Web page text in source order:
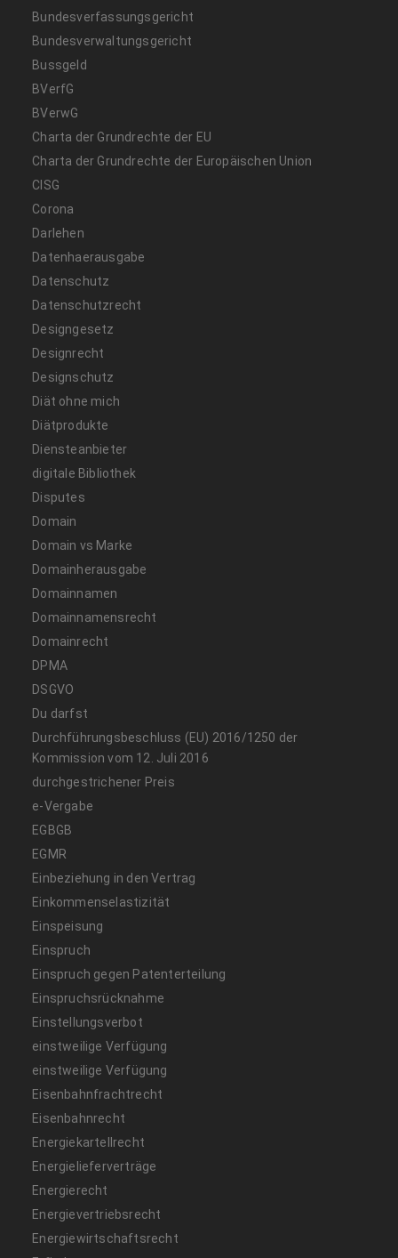
Bundesverfassungsgericht
Bundesverwaltungsgericht
Bussgeld
BVerfG
BVerwG
Charta der Grundrechte der EU
Charta der Grundrechte der Europäischen Union
CISG
Corona
Darlehen
Datenhaerausgabe
Datenschutz
Datenschutzrecht
Designgesetz
Designrecht
Designschutz
Diät ohne mich
Diätprodukte
Diensteanbieter
digitale Bibliothek
Disputes
Domain
Domain vs Marke
Domainherausgabe
Domainnamen
Domainnamensrecht
Domainrecht
DPMA
DSGVO
Du darfst
Durchführungsbeschluss (EU) 2016/1250 der
Kommission vom 12. Juli 2016
durchgestrichener Preis
e-Vergabe
EGBGB
EGMR
Einbeziehung in den Vertrag
Einkommenselastizität
Einspeisung
Einspruch
Einspruch gegen Patenterteilung
Einspruchsrücknahme
Einstellungsverbot
einstweilige Verfügung
einstweilige Verfügung
Eisenbahnfrachtrecht
Eisenbahnrecht
Energiekartellrecht
Energielieferverträge
Energierecht
Energievertriebsrecht
Energiewirtschaftsrecht